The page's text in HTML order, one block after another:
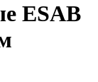
ESAB